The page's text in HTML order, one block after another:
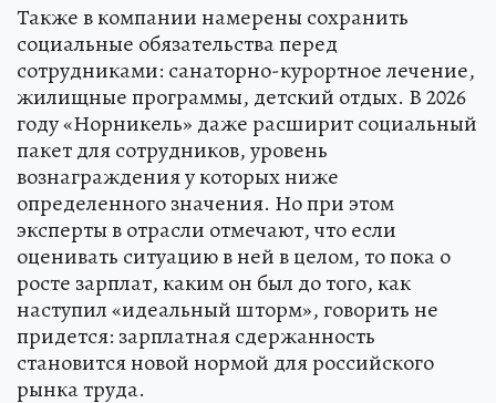
Также в компании намерены сохранить
социальные обязательства перед
сотрудниками: санаторно-курортное лечение,
жилищные программы, детский отдых. В 2026
году «Норникель» даже расширит социальный
пакет для сотрудников, уровень
вознаграждения у которых ниже
определенного значения. Но при этом
эксперты в отрасли отмечают, что если
оценивать ситуацию в ней в целом, то пока о
росте зарплат, каким он был до того, как
наступил «идеальный шторм», говорить не
придется: зарплатная сдержанность
становится новой нормой для российского
рынка труда.